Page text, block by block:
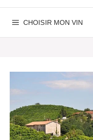
CHOISIR MON VIN